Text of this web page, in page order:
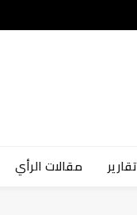
تقارير مقالات الرأي